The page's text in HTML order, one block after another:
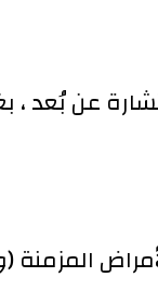
عن
المزمنة